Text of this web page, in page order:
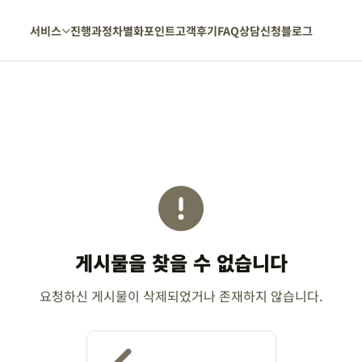
서비스 진행과정차별화포인트고객후기FAQ상담신청블로그
게시물을 찾을 수 없습니다
요청하신 게시물이 삭제되었거나 존재하지 않습니다.